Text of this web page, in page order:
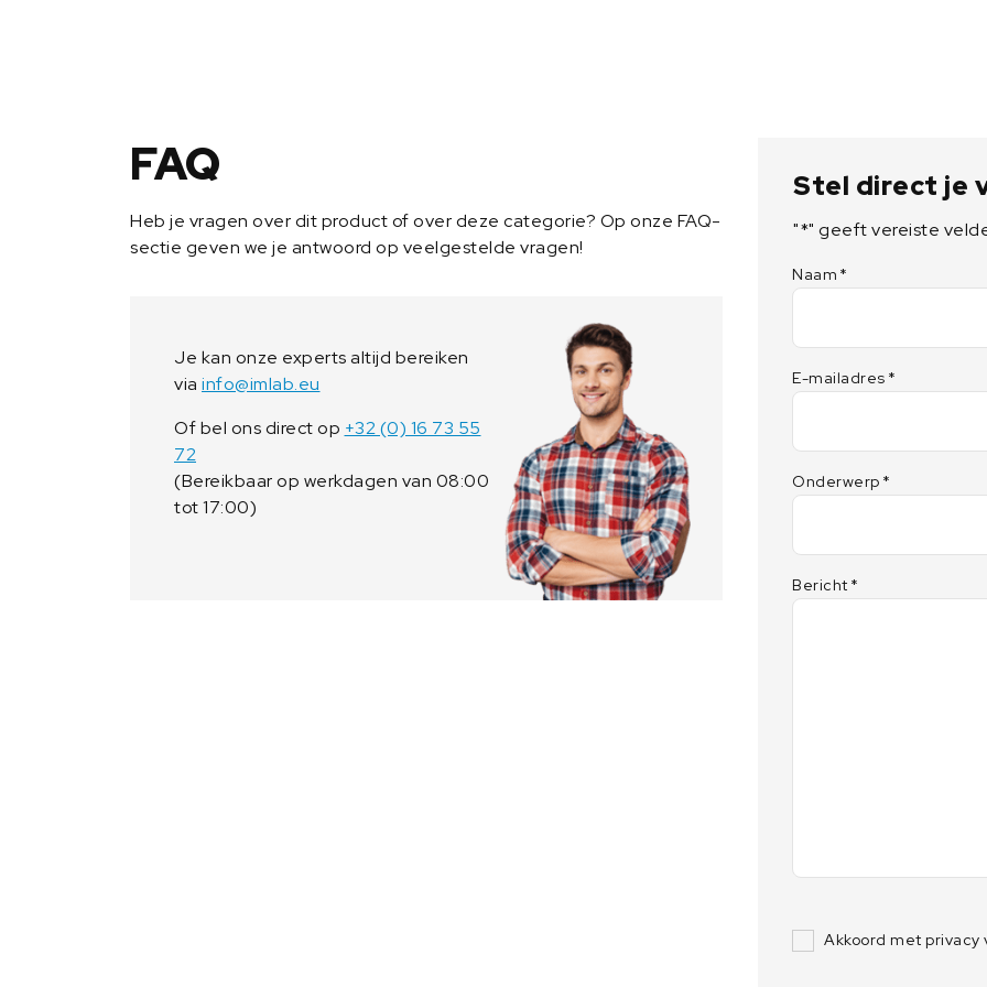
a
n
a
FAQ
Heb je vragen over dit product of over deze categorie? Op onze FAQ-
sectie geven we je antwoord op veelgestelde vragen!
Je kan onze experts altijd bereiken
via info@imlab.eu
Of bel ons direct op +32 (0) 16 73 55
72
(Bereikbaar op werkdagen van 08:00
tot 17:00)
Stel direct je
"*" geeft vereiste
Naam *
E-mailadres *
Onderwerp *
Bericht *
Akkoord met privacy